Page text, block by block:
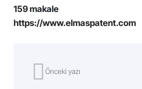
159 makale
https://www.elmaspatent.com
Önceki yazı